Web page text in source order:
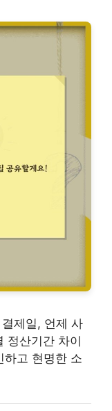
제일, 언제 사
정산기간 차이
하고 현명한 소